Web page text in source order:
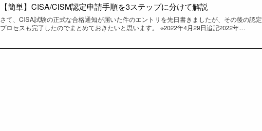
【簡単】CISA/CISM認定申請手順を3ステップに分けて解説
さて、CISA試験の正式な合格通知が届いた件のエントリを先日書きましたが、その後の認定
プロセスも完了したのでまとめておきたいと思います。 ※2022年4月29日追記2022年…